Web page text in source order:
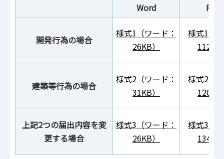
Word
PDF
開発行為の場合
様式1（ワード：
26KB）
様式1（
112KB
建築等行為の場合
様式2（ワード：
31KB）
様式2（
120KB
上記2つの届出内容を変
更する場合
様式3（ワード：
26KB）
様式3（
134KB